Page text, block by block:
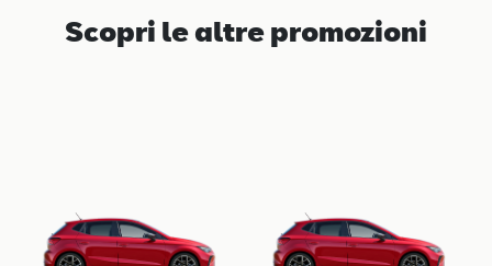
Scopri le altre promozioni